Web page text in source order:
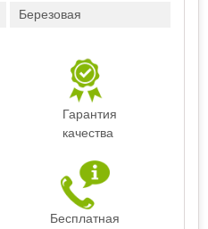
Березовая
Гарантия
качества
Бесплатная